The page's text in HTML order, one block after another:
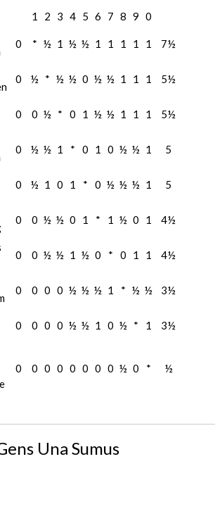
1 2 3 4 5 6 7 8 9 0
0 * ½ 1 ½ ½ 1 1 1 1 1 7½
0 ½ * ½ ½ 0 ½ ½ 1 1 1 5½
0 0 ½ * 0 1 ½ ½ 1 1 1 5½
0 ½ ½ 1 * 0 1 0 ½ ½ 1 5
0 ½ 1 0 1 * 0 ½ ½ ½ 1 5
0 0 ½ ½ 0 1 * 1 ½ 0 1 4½
0 0 ½ ½ 1 ½ 0 * 0 1 1 4½
0 0 0 0 ½ ½ ½ 1 * ½ ½ 3½
0 0 0 0 ½ ½ 1 0 ½ * 1 3½
0 0 0 0 0 0 0 0 ½ 0 * ½
Una Sumus